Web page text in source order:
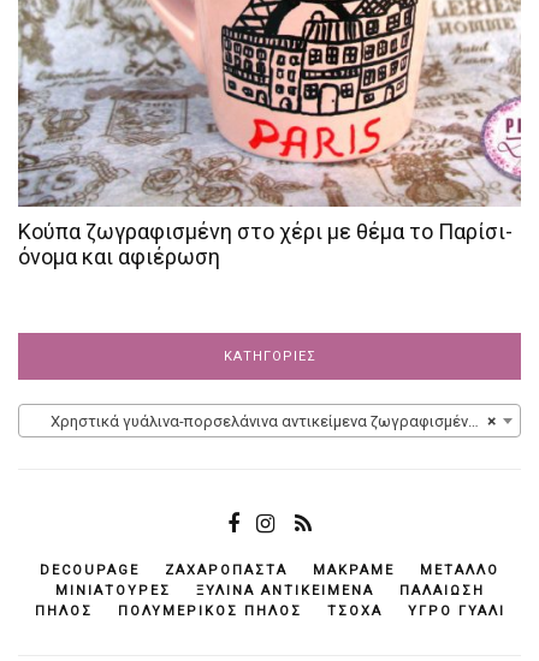
Κούπα ζωγραφισμένη στο χέρι με θέμα το Παρίσι-
όνομα και αφιέρωση
ΚΑΤΗΓΟΡΊΕΣ
×
Χρηστικά γυάλινα-πορσελάνινα αντικείμενα ζωγραφισμένα στο χέρι
DECOUPAGE ΖΑΧΑΡΌΠΑΣΤΑ ΜΑΚΡΑΜΈ
ΜΈΤΑΛΛΟ
ΜΙΝΙΑΤΟΎΡΕΣ
ΞΎΛΙΝΑ ΑΝΤΙΚΕΊΜΕΝΆ
ΠΑΛΑΊΩΣΗ
ΠΗΛΌΣ
ΠΟΛΥΜΕΡΙΚΌΣ ΠΗΛΌΣ ΤΣΌΧΑ ΥΓΡΌ ΓΥΑΛΊ